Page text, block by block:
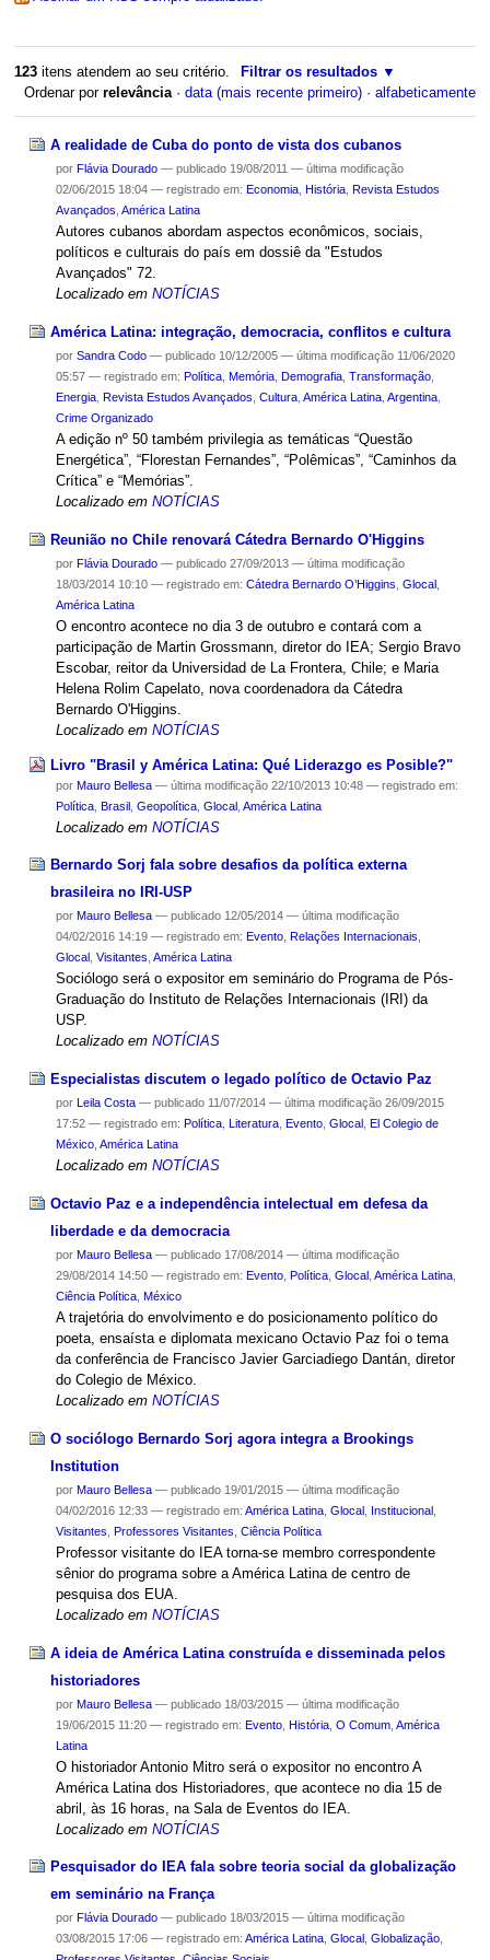
123 itens atendem ao seu critério.
Filtrar os resultados
Ordenar por relevância · data (mais recente primeiro) · alfabeticamente
A realidade de Cuba do ponto de vista dos cubanos
porFlávia Dourado —publicado 19/08/2011—última modificação
02/06/2015 18:04— registrado em:Economia ,História ,Revista Estudos
Avançados ,América Latina
Autores cubanos abordam aspectos econômicos, sociais,
políticos e culturais do país em dossiê da "Estudos
Avançados" 72.
Localizado em NOTÍCIAS
América Latina: integração, democracia, conflitos e cultura
porSandra Codo —publicado 10/12/2005—última modificação 11/06/2020
05:57— registrado em:Política ,Memória ,Demografia ,Transformação
Energia ,Revista Estudos Avançados ,Cultura ,América Latina ,Argentina
Crime Organizado
A edição nº 50 também privilegia as temáticas “Questão
Energética”, “Florestan Fernandes”, “Polêmicas”, “Caminhos da
Crítica” e “Memórias”.
Localizado em NOTÍCIAS
Reunião no Chile renovará Cátedra Bernardo O'Higgins
porFlávia Dourado —publicado 27/09/2013—última modificação
18/03/2014 10:10— registrado em:Cátedra Bernardo O’Higgins ,Glocal
América Latina
O encontro acontece no dia 3 de outubro e contará com a
participação de Martin Grossmann, diretor do IEA; Sergio Bravo
Escobar, reitor da Universidad de La Frontera, Chile; e Maria
Helena Rolim Capelato, nova coordenadora da Cátedra
Bernardo O'Higgins.
Localizado em NOTÍCIAS
Livro "Brasil y América Latina: Qué Liderazgo es Posible?"
porMauro Bellesa —última modificação 22/10/2013 10:48— registrado em:
Política ,Brasil ,Geopolítica ,Glocal ,América Latina
Localizado em NOTÍCIAS
Bernardo Sorj fala sobre desafios da política externa
brasileira no IRI-USP
por Mauro Bellesa —publicado 12/05/2014—última modificação
04/02/2016 14:19— registrado em: Evento Relações Internacionais
Glocal
,Visitantes ,América Latina
Sociólogo será o expositor em seminário do Programa de Pós-
Graduação do Instituto de Relações Internacionais (IRI) da
USP.
Localizado em NOTÍCIAS
Especialistas discutem o legado político de Octavio Paz
porLeila Costa —publicado 11/07/2014—última modificação 26/09/2015
17:52— registrado em:Política ,Literatura ,Evento ,Glocal ,El Colegio de
México ,América Latina
Localizado em NOTÍCIAS
Octavio Paz e a independência intelectual em defesa da
liberdade e da democracia
porMauro Bellesa —publicado 17/08/2014—última modificação
29/08/2014 14:50— registrado em:Evento ,Política ,Glocal ,América Latina
Ciência Política ,México
A trajetória do envolvimento e do posicionamento político do
poeta, ensaísta e diplomata mexicano Octavio Paz foi o tema
da conferência de Francisco Javier Garciadiego Dantán, diretor
do Colegio de México.
Localizado em NOTÍCIAS
O sociólogo Bernardo Sorj agora integra a Brookings
Institution
porMauro Bellesa —publicado 19/01/2015—última modificação
04/02/2016 12:33— registrado em:América Latina ,Glocal Institucional
Visitantes ,Professores Visitantes ,Ciência Política
Professor visitante do IEA torna-se membro correspondente
sênior do programa sobre a América Latina de centro de
pesquisa dos EUA.
Localizado em NOTÍCIAS
A ideia de América Latina construída e disseminada pelos
historiadores
porMauro Bellesa —publicado 18/03/2015—última modificação
19/06/2015 11:20— registrado em:Evento ,História ,O Comum ,América
Latina
O historiador Antonio Mitro será o expositor no encontro A
América Latina dos Historiadores, que acontece no dia 15 de
abril, às 16 horas, na Sala de Eventos do IEA.
Localizado em NOTÍCIAS
Pesquisador do IEA fala sobre teoria social da globalização
em seminário na França
por Flávia Dourado —publicado 18/03/2015—última modificação
03/08/2015 17:06— registrado em:América Latina ,Glocal ,Globalização